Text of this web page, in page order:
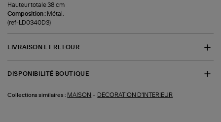
Hauteur totale 38 cm
Composition : Métal.
(ref-LD0340D3)
LIVRAISON ET RETOUR
DISPONIBILITÉ BOUTIQUE
Collections similaires : MAISON - DECORATION D'INTERIEUR